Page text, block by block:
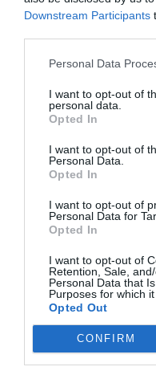
Downstream Participants
Personal Data
I want to opt-out of
personal data.
Opted In
I want to opt-out of
Personal Data.
Opted In
I want to opt-out of
Personal Data for
Opted In
I want to opt-out of
Retention, Sale,
Personal Data that
Purposes for which it
Opted Out
CONFIRM
αγκαλιές και με
ΣΧΕΤΙΚΈΣ ΑΝΑΡΤΉΣΕΙΣ